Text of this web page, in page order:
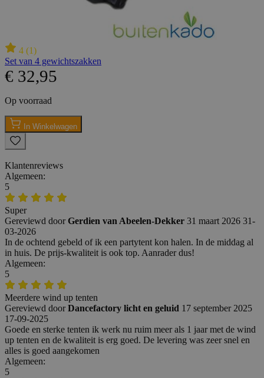
4 (1)
Set van 4 gewichtszakken
€ 32,95
Op voorraad
In Winkelwagen
Klantenreviews
Algemeen:
5
Super
Gereviewd door Gerdien van Abeelen-Dekker 31 maart 2026 31-
03-2026
In de ochtend gebeld of ik een partytent kon halen. In de middag al
in huis. De prijs-kwaliteit is ook top. Aanrader dus!
Algemeen:
5
Meerdere wind up tenten
Gereviewd door Dancefactory licht en geluid 17 september 2025
17-09-2025
Goede en sterke tenten ik werk nu ruim meer als 1 jaar met de wind
up tenten en de kwaliteit is erg goed. De levering was zeer snel en
alles is goed aangekomen
Algemeen:
5